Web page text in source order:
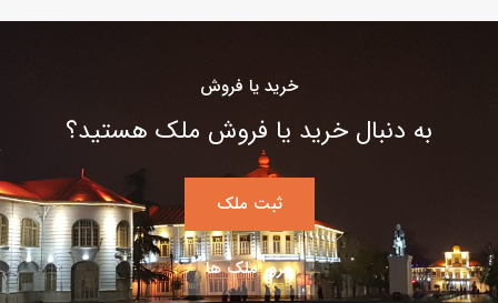
خرید یا فروش
به دنبال خرید یا فروش ملک هستید؟
ثبت ملک
مرور ملک ها